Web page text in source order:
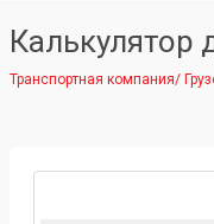
Калькулятор
Транспортная компания/